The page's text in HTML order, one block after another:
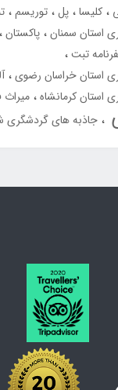
کلیسا پل توریسم
استان سمنان پاکستان
تبت
استان خراسان رضوی
استان کرمانشاه میراث
جاذبه های گردشگری